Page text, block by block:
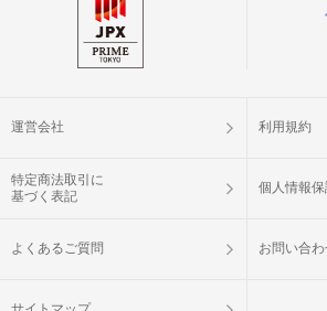
運営会社 利用規約
特定商法取引に
基づく表記
個人情報
よくあるご質問 お問い合